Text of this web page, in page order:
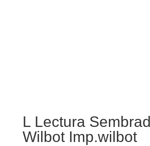
L Lectura
Wilbot Imp.wilbot